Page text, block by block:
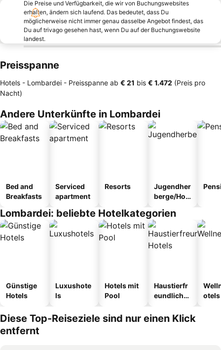
Die Preise und Verfügbarkeit, die wir von Buchungswebsites
erhalten, ändern sich laufend. Das bedeutet, dass Du
möglicherweise nicht immer genau dasselbe Angebot findest, das
Du auf trivago gesehen hast, wenn Du auf der Buchungswebsite
landest.
Preisspanne
Hotels - Lombardei - Preisspanne ab ‎€ 21 bis ‎€ 1.472 (Preis pro
Nacht)
Andere Unterkünfte in Lombardei
Bed and
Breakfasts
Serviced
apartment
Resorts
Jugendher
berge/Hos
Lombardei: beliebte Hotelkategorien
Günstige
Hotels
Luxushote
ls
Hotels mit
Pool
Haustierfr
eundliche
otels
Diese Top-Reiseziele sind nur einen Klick
entfernt